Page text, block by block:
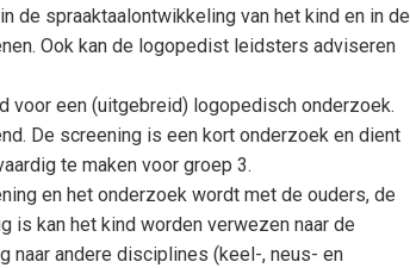
de spraaktaalontwikkeling van het kind en in de
Ook kan de logopedist leidsters adviseren
voor een (uitgebreid) logopedisch onderzoek.
De screening is een kort onderzoek en dient
te maken voor groep 3.
en het onderzoek wordt met de ouders, de
is kan het kind worden verwezen naar de
naar andere disciplines (keel-, neus- en